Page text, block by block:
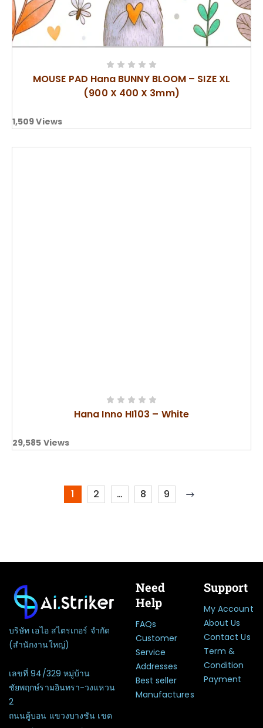
MOUSE PAD Hana BUNNY BLOOM – SIZE XL
(900 X 400 X 3mm)
1,509Views
Hana Inno HI103 – White
29,585 Views
1 2 … 8 9
บริษัท เอไอ สไตรเกอร์ จำกัด
(สำนักงานใหญ่)
เลขที่ 94/329 หมู่บ้าน
ชัยพฤกษ์รามอินทรา-วงแหวน
2
ถนนคู้บอน แขวงบางชัน เขต
Need
Help
FAQs
Customer
Service
Addresses
Best seller
Manufactures
Support
My Account
About Us
Contact Us
Term &
Condition
Payment